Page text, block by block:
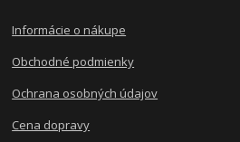
Informácie o nákupe
Obchodné podmienky
Ochrana osobných údajov
Cena dopravy